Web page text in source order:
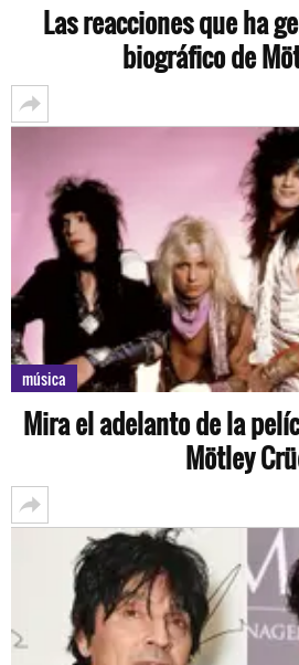
Las reacciones que ha
biográfico de
música
Mira el adelanto de la
Mötley